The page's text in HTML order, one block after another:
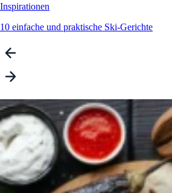
Inspirationen
10 einfache und praktische Ski-Gerichte